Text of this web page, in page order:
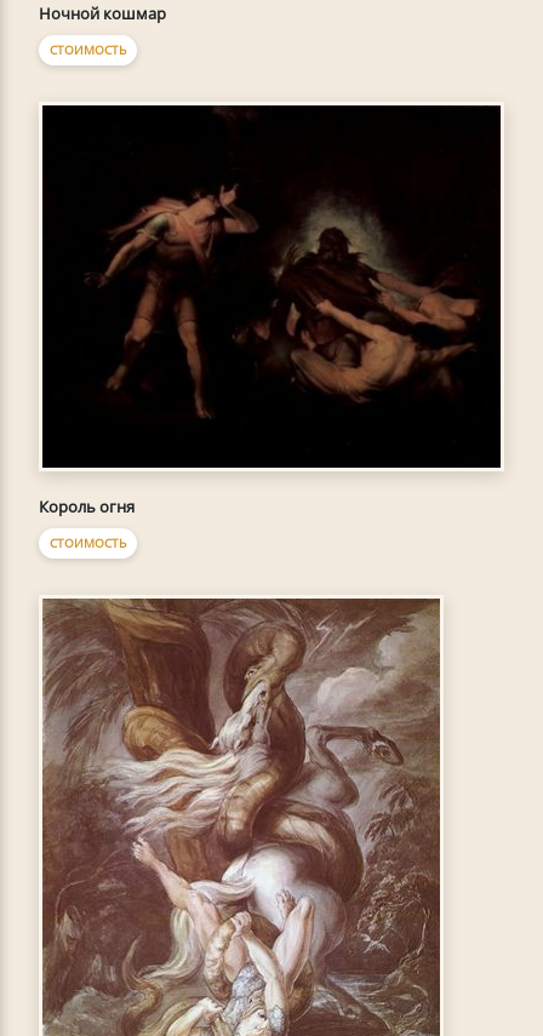
Ночной кошмар
СТОИМОСТЬ
Король огня
СТОИМОСТЬ